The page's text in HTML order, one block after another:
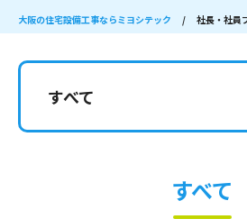
大阪の住宅設備工事ならミヨシテック / 社長・社員
すべて
すべて